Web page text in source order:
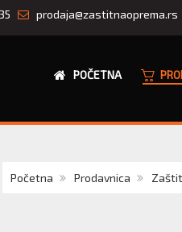
prodaja@zastitnaoprema.rs
POČETNA
Početna Prodavnica